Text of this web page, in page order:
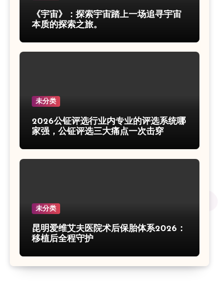
《宇宙》：探索宇宙踏上一场追寻宇宙
本质的探索之旅。
未分类
2026公钲评选行业内专业的评选系统哪
家强，公钲评选三大痛点一次击穿
未分类
昆明爱维艾夫医院术后保胎体系2026：
移植后全程守护